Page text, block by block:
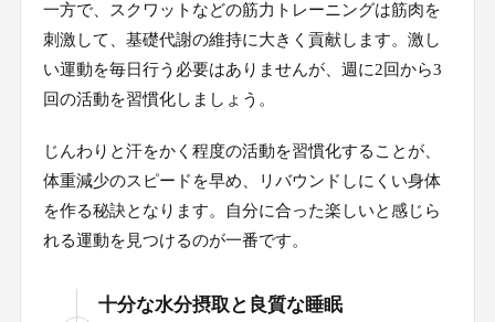
一方で、スクワットなどの筋力トレーニングは筋肉を
刺激して、基礎代謝の維持に大きく貢献します。激し
い運動を毎日行う必要はありませんが、週に2回から3
回の活動を習慣化しましょう。
じんわりと汗をかく程度の活動を習慣化することが、
体重減少のスピードを早め、リバウンドしにくい身体
を作る秘訣となります。自分に合った楽しいと感じら
れる運動を見つけるのが一番です。
十分な水分摂取と良質な睡眠